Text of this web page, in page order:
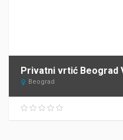
Privatni vrtić Beograd
Beograd